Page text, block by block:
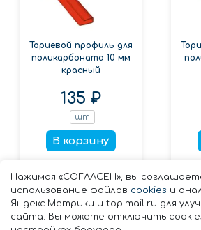
Торцевой профиль для
поликарбоната 10 мм
красный
135 ₽
шт
В корзину
Нажимая «СОГЛАСЕН», вы
использование файлов cookies и
Яндекс.Метрики и top.mail.ru для
сайта. Вы можете отключить